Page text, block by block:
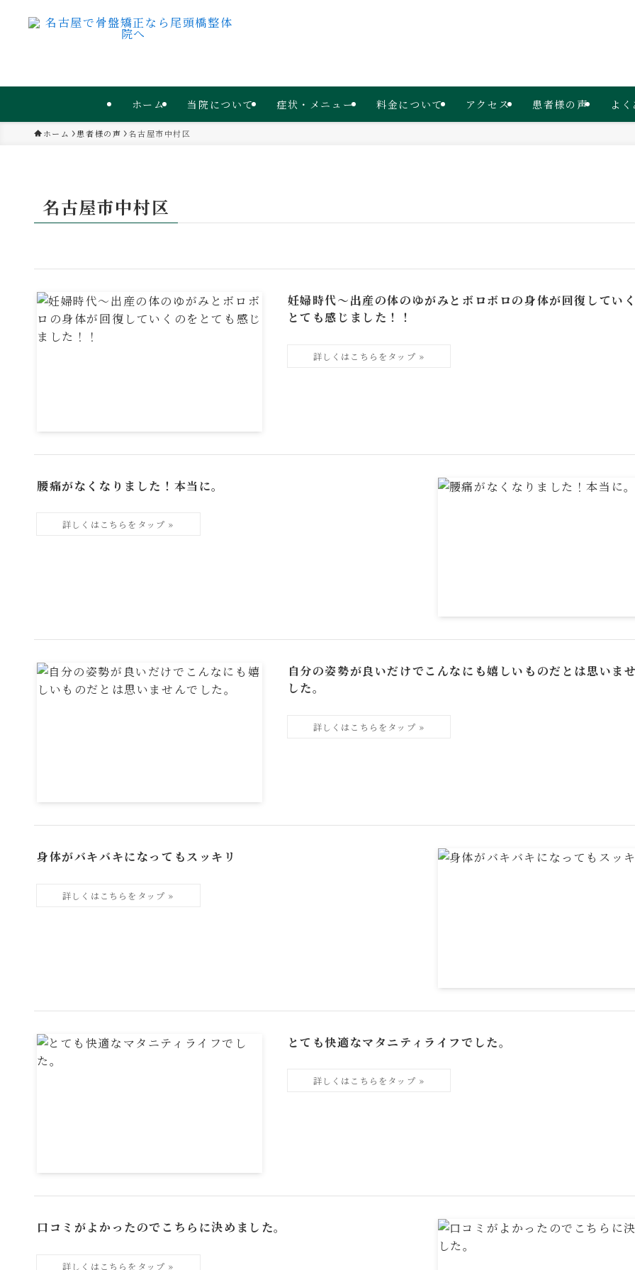
ホーム 当院について 症状・メニュー 料金について アクセス 患者様の声 よ
ホーム 患者様の声 名古屋市中村区
名古屋市中村区
妊婦時代～出産の体のゆがみとボロボロの身体が回復してい
とても感じました！！
腰痛がなくなりました！本当に。
自分の姿勢が良いだけでこんなにも嬉しいものだとは思いま
した。
身体がバキバキになってもスッキリ
とても快適なマタニティライフでした。
口コミがよかったのでこちらに決めました。